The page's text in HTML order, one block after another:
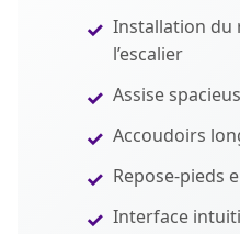
Installation du
l’escalier
Assise
Accoudoirs
Repose-pieds
Interface